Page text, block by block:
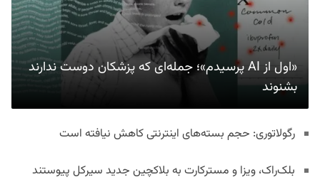
«اول از AI پرسیدم»؛ جمله‌ای که پزشکان دوست ندارند
بشنوند
رگولاتوری: حجم بسته‌های اینترنتی کاهش نیافته است
بلک‌راک، ویزا و مسترکارت به بلاکچین جدید سیرکل پیوستند